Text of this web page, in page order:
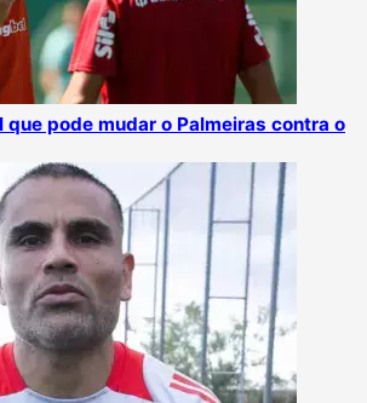
que pode mudar o Palmeiras contra o